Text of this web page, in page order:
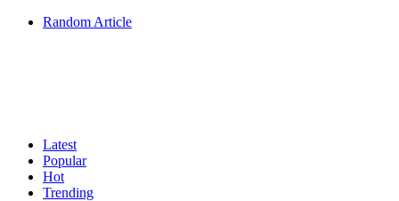
Random Article
Latest
Popular
Hot
Trending